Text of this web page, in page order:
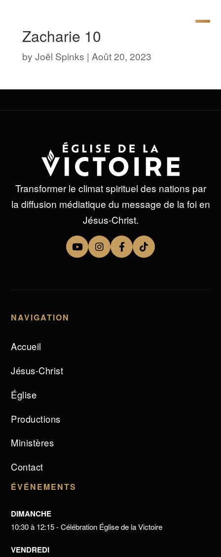
Zacharie 10
by Joël Spinks | Août 20, 2023
Transformer le climat spirituel des nations par
la diffusion médiatique du message de la foi en
Jésus-Christ.
NAVIGATION
Accueil
Jésus-Christ
Église
Productions
Ministères
Contact
ÉVÉNEMENTS
DIMANCHE
10:30 à 12:15 - Célébration Église de la Victoire
VENDREDI